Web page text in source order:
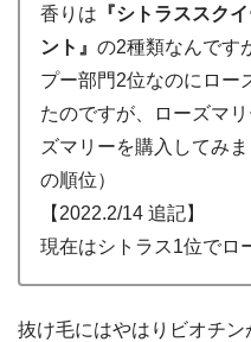
香りは 『シトラススクイ
ント』の2種類なんです
プー部門2位なのにロー
たのですが、ローズマ
ズマリーを購入してみ
の順位）
【2022.2/14 追記】
現在はシトラス1位でロ
抜け毛にはやはりビオチン